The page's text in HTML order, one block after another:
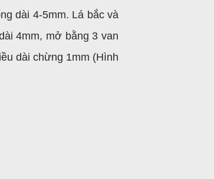
dài 4-5mm. Lá bắc và
4mm, mở bằng 3 van
dài chừng 1mm (Hình